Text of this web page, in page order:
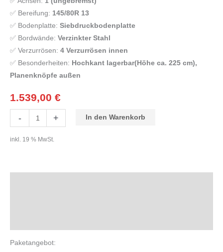
✅ Bereifung: 145/80R 13
✅ Bodenplatte: Siebdruckbodenplatte
✅ Bordwände: Verzinkter Stahl
✅ Verzurrösen: 4 Verzurrösen innen
✅ Besonderheiten: Hochkant lagerbar(Höhe ca. 225 cm),
Planenknöpfe außen
1.539,00 €
- + In den Warenkorb
inkl. 19 % MwSt.
Paketangebot: